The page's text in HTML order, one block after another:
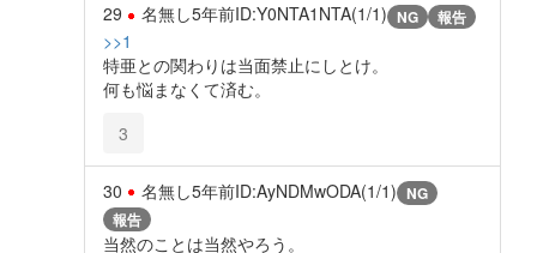
29 名無し5年前ID:Y0NTA1NTA(1/1) NG 報告
>>1
特亜との関わりは当面禁止にしとけ。
何も悩まなくて済む。
3
30 名無し5年前ID:AyNDMwODA(1/1) NG
報告
当然のことは当然やろう。